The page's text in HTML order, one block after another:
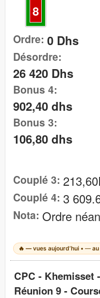
8
Ordre: 0 Dhs
Désordre:
26 420 Dhs
Bonus 4:
902,40 dhs
Bonus 3:
106,80 dhs
Couplé 3:
Couplé 4: 3
Nota: Ordre
🔥 —vues aujourd’hui • —au
CPC - Khemisset
Réunion 9 -